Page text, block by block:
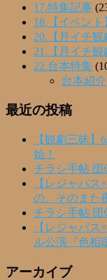
17.特集記事
18.【イベン
20.【月イチ
21.【月イチ
22.台本特集
台本紹介
最近の投稿
【観劇三昧】
始！
チラシ手帖
【レジャパ
の、そのまた
チラシ手帖
【レジャパ
ル公演『色相
アーカイブ